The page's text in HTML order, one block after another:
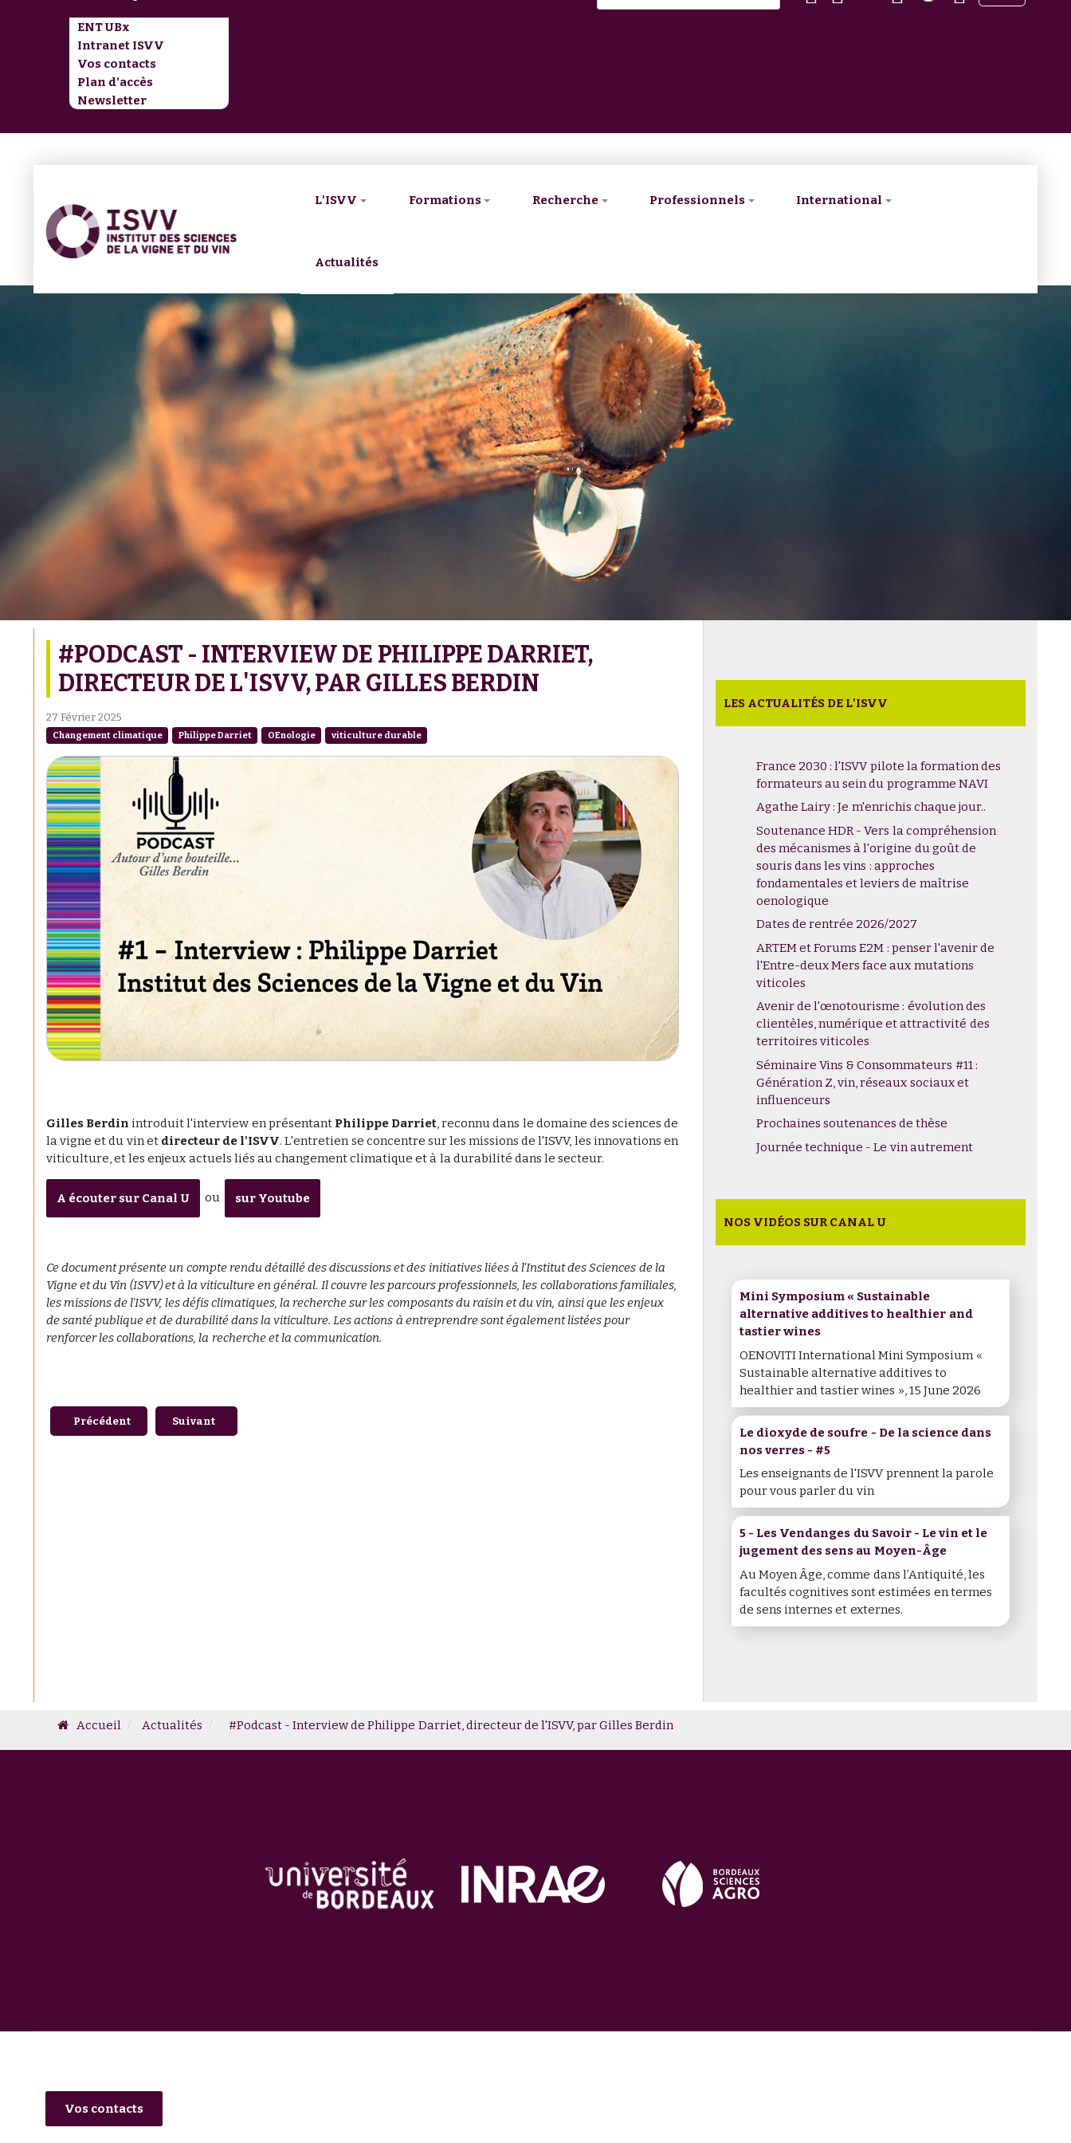
ENT UBx
Intranet ISVV
Vos contacts
Plan d’accès
Newsletter
L'ISVV Formations Recherche Professionnels International
Actualités
#PODCAST - INTERVIEW DE PHILIPPE DARRIET,
DIRECTEUR DE L'ISVV, PAR GILLES BERDIN
27 Février 2025
Changement climatique Philippe Darriet OEnologie viticulture durable
Gilles Berdin introduit l'interview en présentant Philippe Darriet, reconnu dans le domaine des sciences de
la vigne et du vin et directeur de l'ISVV. L'entretien se concentre sur les missions de l'ISVV, les innovations en
viticulture, et les enjeux actuels liés au changement climatique et à la durabilité dans le secteur.
A écouter sur Canal U ou sur Youtube
Ce document présente un compte rendu détaillé des discussions et des initiatives liées à l'Institut des Sciences de la
Vigne et du Vin (ISVV) et à la viticulture en général. Il couvre les parcours professionnels, les collaborations familiales,
les missions de l'ISVV, les défis climatiques, la recherche sur les composants du raisin et du vin, ainsi que les enjeux
de santé publique et de durabilité dans la viticulture. Les actions à entreprendre sont également listées pour
renforcer les collaborations, la recherche et la communication.
Article précédent : SÉMINAIRE ISVV « VINS & ENVIRONNEMENT » #8 | LE BIOCONTRÔLE EST-IL OPÉRANT ?
Précédent Article suivant : Retour en images sur la visite de la Délégation de l'Université de Niigata à l'ISVV – Lundi 17 Février
Suivant
LES ACTUALITÉS DE L'ISVV
France 2030 : l'ISVV pilote la formation des
formateurs au sein du programme NAVI
Agathe Lairy : Je m'enrichis chaque jour..
Soutenance HDR - Vers la compréhension
des mécanismes à l'origine du goût de
souris dans les vins : approches
fondamentales et leviers de maîtrise
oenologique
Dates de rentrée 2026/2027
ARTEM et Forums E2M : penser l'avenir de
l'Entre-deux Mers face aux mutations
viticoles
Avenir de l'œnotourisme : évolution des
clientèles, numérique et attractivité des
territoires viticoles
Séminaire Vins & Consommateurs #11 :
Génération Z, vin, réseaux sociaux et
influenceurs
Prochaines soutenances de thèse
Journée technique - Le vin autrement
NOS VIDÉOS SUR CANAL U
Mini Symposium « Sustainable
alternative additives to healthier and
tastier wines
OENOVITI International Mini Symposium «
Sustainable alternative additives to
healthier and tastier wines », 15 June 2026
Le dioxyde de soufre - De la science dans
nos verres - #5
Les enseignants de l'ISVV prennent la parole
pour vous parler du vin
5 - Les Vendanges du Savoir - Le vin et le
jugement des sens au Moyen-Âge
Au Moyen Âge, comme dans l’Antiquité, les
facultés cognitives sont estimées en termes
de sens internes et externes.
Accueil Actualités #Podcast - Interview de Philippe Darriet, directeur de l'ISVV, par Gilles Berdin
Vos contacts